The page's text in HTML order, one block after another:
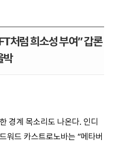
처럼 희소성 부여” 갑론
박
경계 목소리도 나온다. 인디
워드 카스트로노바는 “메타버